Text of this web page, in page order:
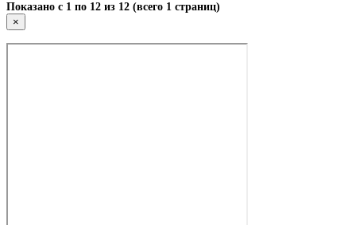
Показано с 1 по 12 из 12 (всего 1 страниц)
×